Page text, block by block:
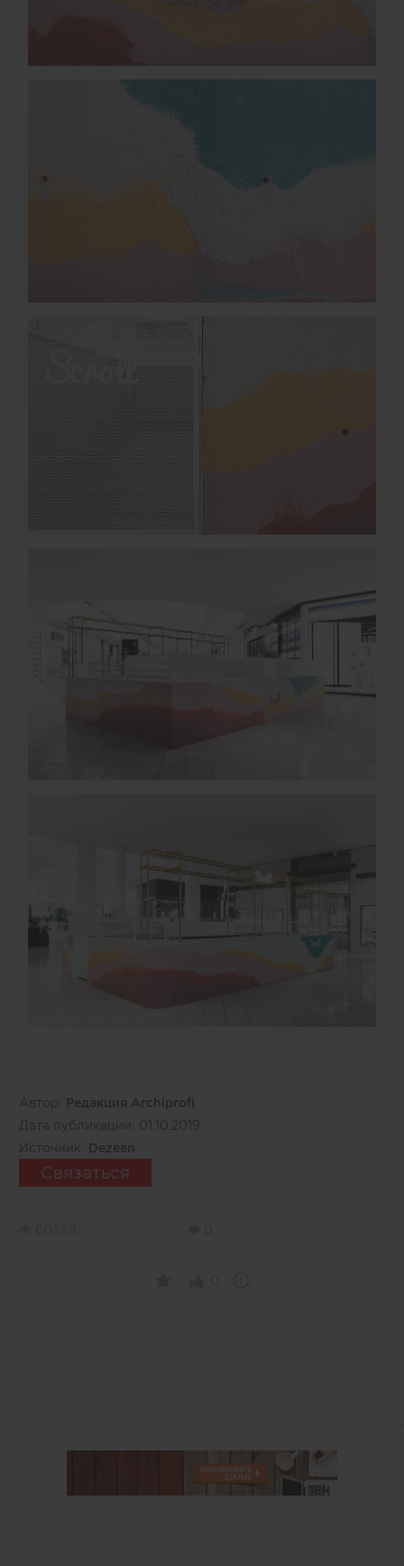
Автор:
Редакция Archiprofi
Дата публикации: 01.10.2019
Источник:
Dezeen
Связаться